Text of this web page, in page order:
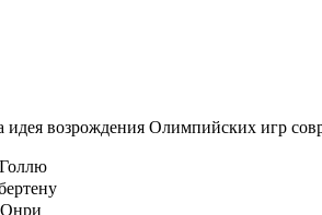
идея возрождения Олимпийских игр